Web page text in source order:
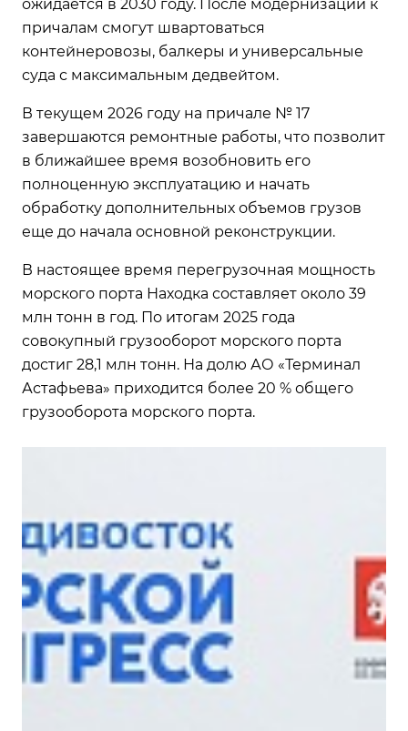
ожидается в 2030 году. После модернизации к
причалам смогут швартоваться
контейнеровозы, балкеры и универсальные
суда с максимальным дедвейтом.
В текущем 2026 году на причале № 17
завершаются ремонтные работы, что позволит
в ближайшее время возобновить его
полноценную эксплуатацию и начать
обработку дополнительных объемов грузов
еще до начала основной реконструкции.
В настоящее время перегрузочная мощность
морского порта Находка составляет около 39
млн тонн в год. По итогам 2025 года
совокупный грузооборот морского порта
достиг 28,1 млн тонн. На долю АО «Терминал
Астафьева» приходится более 20 % общего
грузооборота морского порта.